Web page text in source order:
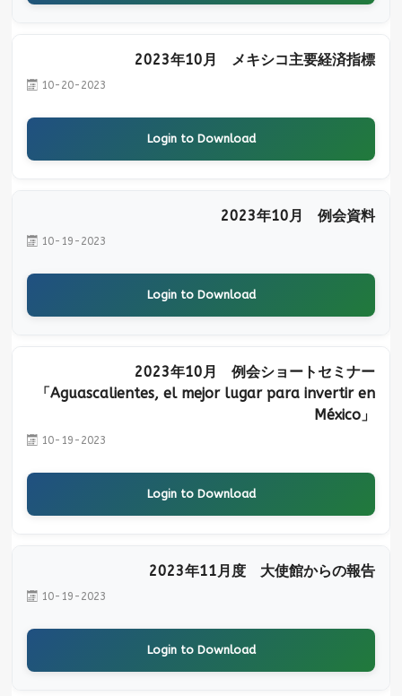
2023年10月 メキシコ主要経済指標
10-20-2023
Login to Download
2023年10月 例会資料
10-19-2023
Login to Download
2023年10月 例会ショートセミナー
「Aguascalientes, el mejor lugar para invertir en
México」
10-19-2023
Login to Download
2023年11月度 大使館からの報告
10-19-2023
Login to Download